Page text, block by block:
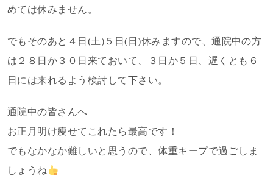
めては休みません。
でもそのあと４日(土)５日(日)休みますので、通院中の方
は２８日か３０日来ておいて、３日か５日、遅くとも６
日には来れるよう検討して下さい。
通院中の皆さんへ
お正月明け痩せてこれたら最高です！
でもなかなか難しいと思うので、体重キープで過ごしま
しょうね